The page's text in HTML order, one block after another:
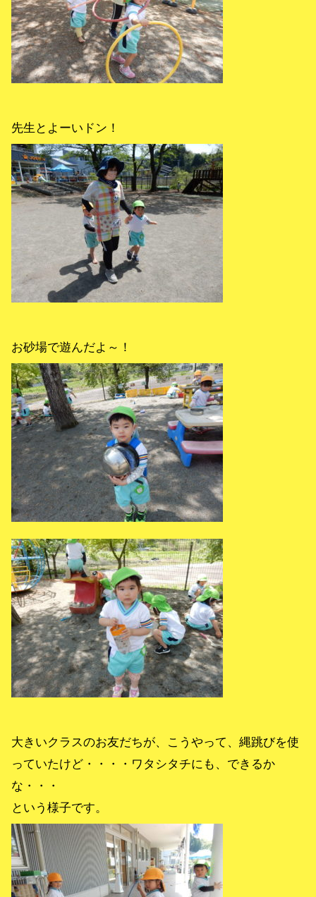
先生とよーいドン！
お砂場で遊んだよ～！
大きいクラスのお友だちが、こうやって、縄跳びを使
っていたけど・・・・ワタシタチにも、できるか
な・・・
という様子です。